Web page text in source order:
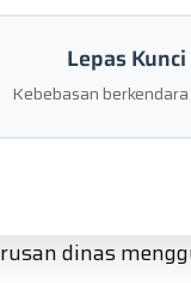
Lepas Kunci
Kebebasan
dinas